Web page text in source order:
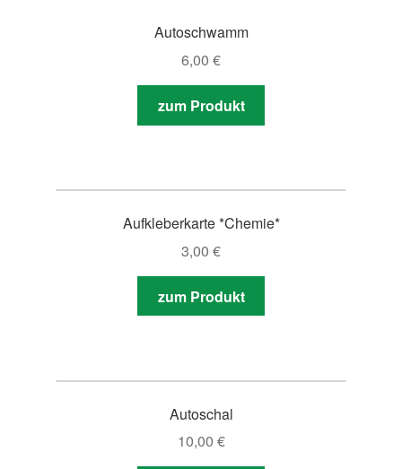
Autoschwamm
6,00 €
zum Produkt
Aufkleberkarte *Chemie*
3,00 €
zum Produkt
Autoschal
10,00 €